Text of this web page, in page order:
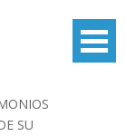
SU